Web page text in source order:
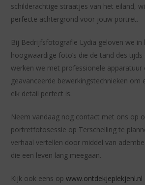
schilderachtige straatjes van het eiland,
perfecte achtergrond voor jouw portret.
Bij Bedrijfsfotografie Lydia geloven we in
hoogwaardige foto’s die de tand des
werken we met professionele apparatuur
geavanceerde bewerkingstechnieken om
elk detail perfect is.
Neem vandaag nog contact met ons op
portretfotosessie op Terschelling te
verhaal vertellen door middel van
die een leven lang meegaan.
Kijk ook eens opwww.ontdekjeplekjenl.nl